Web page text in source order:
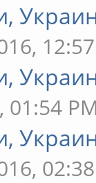
01:54